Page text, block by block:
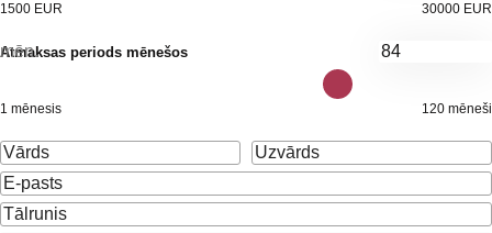
1500 EUR 30000 EUR
Atmaksas periods mēnešos
mēn.
1 mēnesis 120 mēneši